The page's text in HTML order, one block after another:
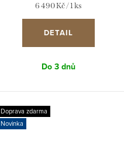
Měrná
cena:
6 490 Kč / 1 ks
DETAIL
Do 3 dnů
Doprava zdarma
Novinka